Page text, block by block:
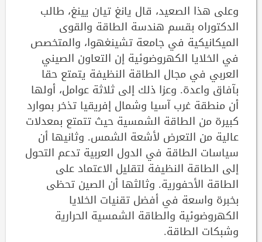
وعلى هذا الصعيد، قال يانغ تيان يينغ، طالب
الدكتوراه بقسم هندسة الطاقة والقوى
الميكانيكية في جامعة تشينغهوا، والمتخصص
في الخلايا الكهروضوئية إن التعاون الصيني
العربي في مجال الطاقة النظيفة يتمتع حقا
بآفاق واعدة. وعزا ذلك إلى ثلاثة عوامل، أولها
أن منطقة غرب آسيا وشمال إفريقيا تذخر بموارد
كبيرة من الطاقة الشمسية حيث تتمتع بمعدلات
عالية من التعرض لأشعة الشمس. وثانيها أن
سياسات الطاقة في الدول العربية تدعم التحول
إلى الطاقة النظيفة لتقليل الاعتماد على
الطاقة الأحفورية. وثالثها أن الصين تحظى
بخبرة واسعة في أفضل تقنيات الخلايا
الكهروضوئية والطاقة الشمسية الحرارية
وشبكات الطاقة.